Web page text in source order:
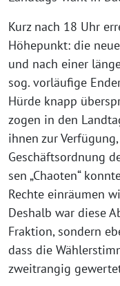
Kurz nach 18 Uhr
Höhepunkt: die
und nach einer
sog. vor­läu­fi­ge
Hürde knapp
zogen in den
ihnen zur
Geschäftsordnung
sen „Chaoten“
Rechte ein­räu­men
Deshalb war die­se
Fraktion, son­dern
dass die
zweit­ran­gig